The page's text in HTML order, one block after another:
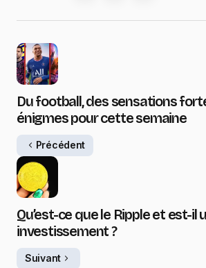
Du football, des sensations
énigmes pour cette semaine
Précédent
Qu’est-ce que le Ripple et est-il
investissement ?
Suivant